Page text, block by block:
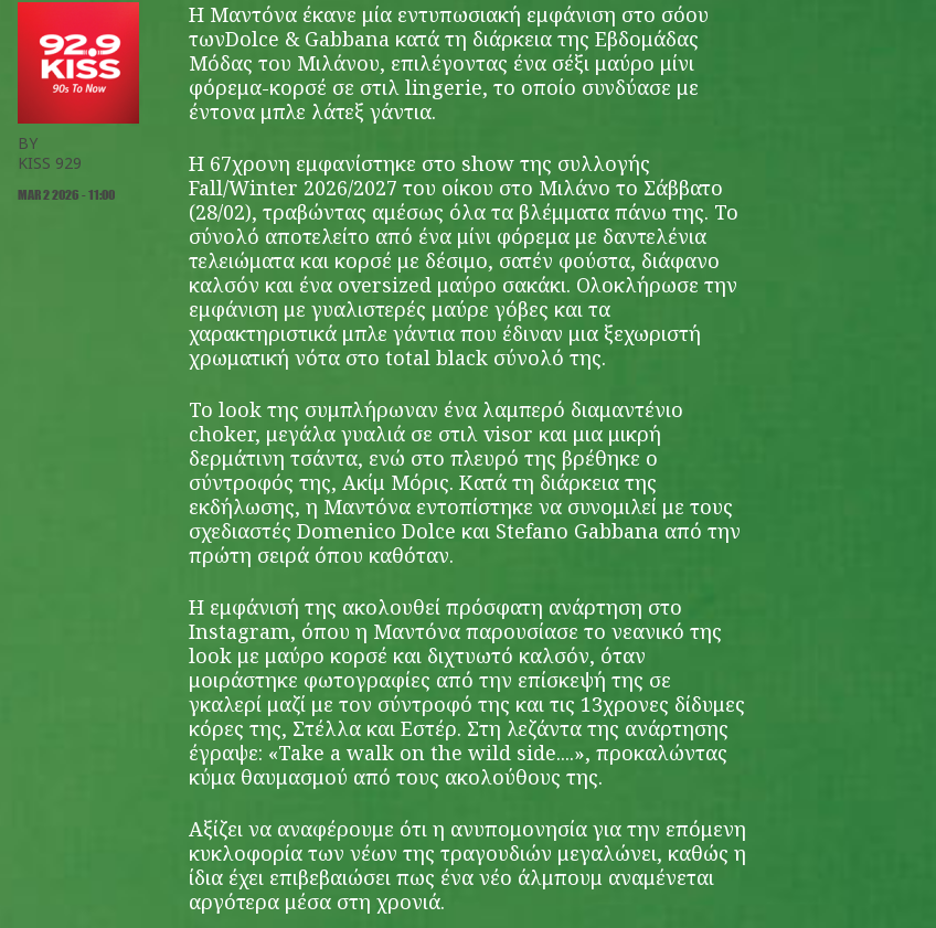
BY
KISS 929
MAR 2 2026 - 11:00
Η Μαντόνα έκανε μία εντυπωσιακή εμφάνιση στο σόου
τωνDolce & Gabbana κατά τη διάρκεια της Εβδομάδας
Μόδας του Μιλάνου, επιλέγοντας ένα σέξι μαύρο μίνι
φόρεμα-κορσέ σε στιλ lingerie, το οποίο συνδύασε με
έντονα μπλε λάτεξ γάντια.
Η 67χρονη εμφανίστηκε στο show της συλλογής
Fall/Winter 2026/2027 του οίκου στο Μιλάνο το Σάββατο
(28/02), τραβώντας αμέσως όλα τα βλέμματα πάνω της. Το
σύνολό αποτελείτο από ένα μίνι φόρεμα με δαντελένια
τελειώματα και κορσέ με δέσιμο, σατέν φούστα, διάφανο
καλσόν και ένα oversized μαύρο σακάκι. Ολοκλήρωσε την
εμφάνιση με γυαλιστερές μαύρε γόβες και τα
χαρακτηριστικά μπλε γάντια που έδιναν μια ξεχωριστή
χρωματική νότα στο total black σύνολό της.
Το look της συμπλήρωναν ένα λαμπερό διαμαντένιο
choker, μεγάλα γυαλιά σε στιλ visor και μια μικρή
δερμάτινη τσάντα, ενώ στο πλευρό της βρέθηκε ο
σύντροφός της, Ακίμ Μόρις. Κατά τη διάρκεια της
εκδήλωσης, η Μαντόνα εντοπίστηκε να συνομιλεί με τους
σχεδιαστές Domenico Dolce και Stefano Gabbana από την
πρώτη σειρά όπου καθόταν.
Η εμφάνισή της ακολουθεί πρόσφατη ανάρτηση στο
Instagram, όπου η Μαντόνα παρουσίασε το νεανικό της
look με μαύρο κορσέ και διχτυωτό καλσόν, όταν
μοιράστηκε φωτογραφίες από την επίσκεψή της σε
γκαλερί μαζί με τον σύντροφό της και τις 13χρονες δίδυμες
κόρες της, Στέλλα και Εστέρ. Στη λεζάντα της ανάρτησης
έγραψε: «Take a walk on the wild side....», προκαλώντας
κύμα θαυμασμού από τους ακολούθους της.
Αξίζει να αναφέρουμε ότι η ανυπομονησία για την επόμενη
κυκλοφορία των νέων της τραγουδιών μεγαλώνει, καθώς η
ίδια έχει επιβεβαιώσει πως ένα νέο άλμπουμ αναμένεται
αργότερα μέσα στη χρονιά.